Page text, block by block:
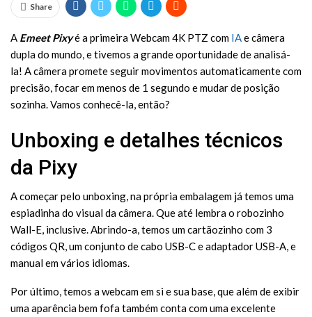
Share
A Emeet Pixyé a primeira Webcam 4K PTZ com IAe câmera
dupla do mundo, e tivemos a grande oportunidade de analisá-
la! A câmera promete seguir movimentos automaticamente com
precisão, focar em menos de 1 segundo e mudar de posição
sozinha. Vamos conhecê-la, então?
Unboxing e detalhes técnicos
da Pixy
A começar pelo unboxing, na própria embalagem já temos uma
espiadinha do visual da câmera. Que até lembra o robozinho
Wall-E, inclusive. Abrindo-a, temos um cartãozinho com 3
códigos QR, um conjunto de cabo USB-C e adaptador USB-A, e
manual em vários idiomas.
Por último, temos a webcam em si e sua base, que além de exibir
uma aparência bem fofa também conta com uma excelente